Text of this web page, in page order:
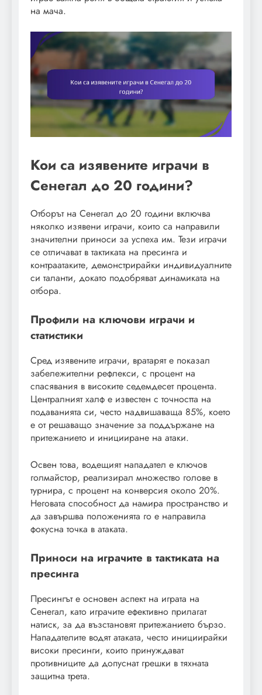
на мача.
Кои са изявените играчи в
Сенегал до 20 години?
Отборът на Сенегал до 20 години включва
няколко изявени играчи, които са направили
значителни приноси за успеха им. Тези играчи
се отличават в тактиката на пресинга и
контраатаките, демонстрирайки индивидуалните
си таланти, докато подобряват динамиката на
отбора.
Профили на ключови играчи и
статистики
Сред изявените играчи, вратарят е показал
забележителни рефлекси, с процент на
спасявания в високите седемдесет процента.
Централният халф е известен с точността на
подаванията си, често надвишаваща 85%, което
е от решаващо значение за поддържане на
притежанието и иницииране на атаки.
Освен това, водещият нападател е ключов
голмайстор, реализирал множество голове в
турнира, с процент на конверсия около 20%.
Неговата способност да намира пространство и
да завършва положенията го е направила
фокусна точка в атаката.
Приноси на играчите в тактиката на
пресинга
Пресингът е основен аспект на играта на
Сенегал, като играчите ефективно прилагат
натиск, за да възстановят притежанието бързо.
Нападателите водят атаката, често инициирайки
високи пресинги, които принуждават
противниците да допуснат грешки в тяхната
защитна трета.